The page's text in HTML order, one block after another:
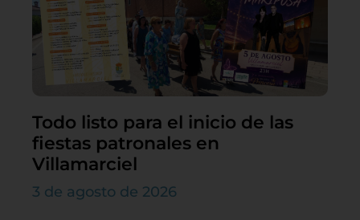
Todo listo para el inicio de las
fiestas patronales en
Villamarciel
3 de agosto de 2026